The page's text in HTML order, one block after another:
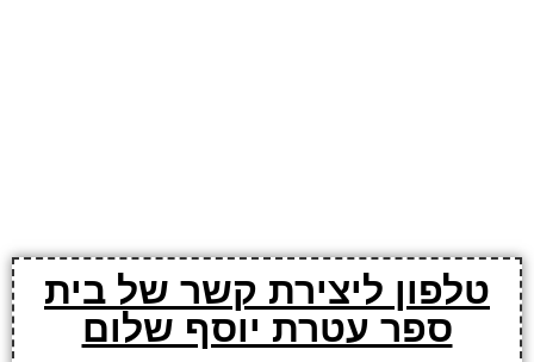
טלפון ליצירת קשר של בית
ספר עטרת יוסף שלום